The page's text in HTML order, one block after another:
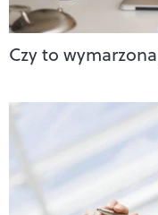
Czy to